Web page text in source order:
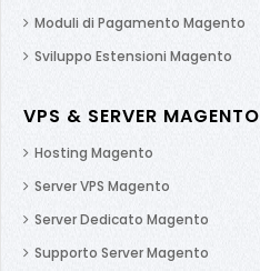
Moduli di Pagamento Magento
Sviluppo Estensioni Magento
VPS & SERVER MAGENTO
Hosting Magento
Server VPS Magento
Server Dedicato Magento
Supporto Server Magento